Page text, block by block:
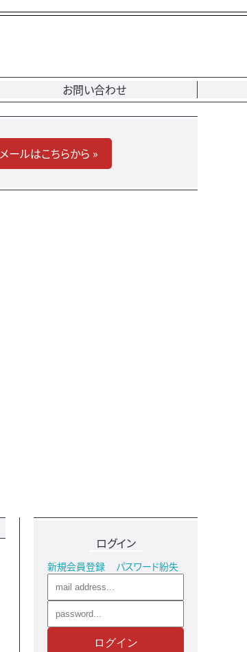
お問い合わせ
メールはこちらから »
ログイン
新規会員登録 パスワード紛失
ログイン